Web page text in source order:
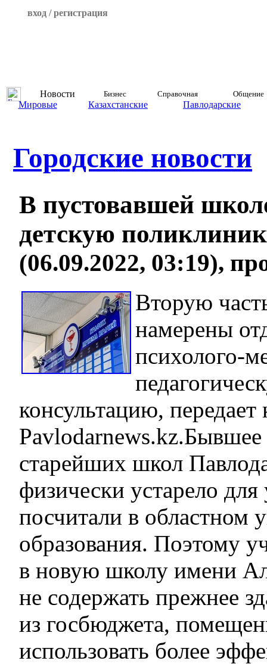
вход / регистрация
Новости Бизнес Справочная Общение
Мировые Казахстанские Павлодарские
Городские новости
В пустовавшей
детскую
(06.09.2022, 03:19),
Вторую
намерены
психолого-
консультацию, передает
Pavlodarnews.kz.Бывшее
старейших школ
физически устарело для
посчитали в областном
образования. Поэтому
в новую школу имени
не содержать прежнее
из госбюджета,
использовать более